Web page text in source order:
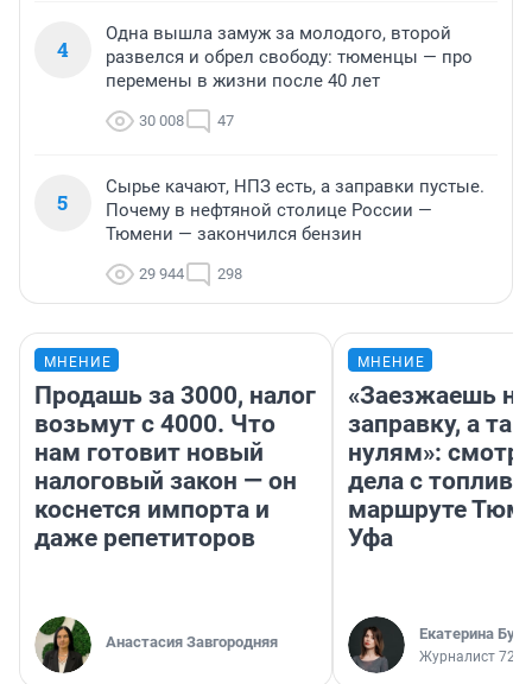
4
Одна вышла замуж за молодого, второй
развелся и обрел свободу: тюменцы — про
перемены в жизни после 40 лет
30 008 47
5
Сырье качают, НПЗ есть, а заправки пустые.
Почему в нефтяной столице России —
Тюмени — закончился бензин
29 944 298
МНЕНИЕ
Продашь за 3000, налог
возьмут с 4000. Что
нам готовит новый
налоговый закон — он
коснется импорта и
даже репетиторов
Анастасия Завгородняя
МНЕНИЕ
«Заезжаешь на
заправку, а
нулям»:
дела с
маршруте
Уфа
Екатерина
Журналист